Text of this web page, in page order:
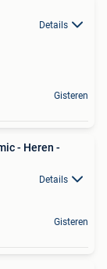
Details
Gisteren
- Heren -
Details
Gisteren